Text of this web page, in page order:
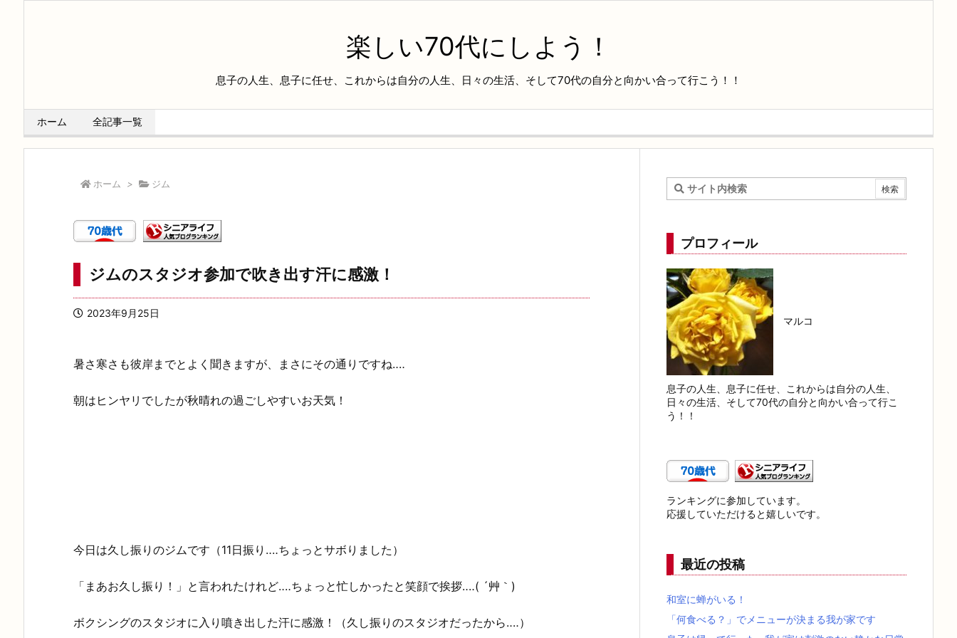
楽しい70代にしよう！
息子の人生、息子に任せ、これからは自分の人生、日々の生活、そして70代の自分と向かい合って行こう！！
ホーム 全記事一覧
ホーム > ジム
ジムのスタジオ参加で吹き出す汗に感激！
2023年9月25日
暑さ寒さも彼岸までとよく聞きますが、まさにその通りですね‥‥
朝はヒンヤリでしたが秋晴れの過ごしやすいお天気！
今日は久し振りのジムです（11日振り‥‥ちょっとサボりました）
「まあお久し振り！」と言われたけれど‥‥ちょっと忙しかったと笑顔で挨拶‥‥( ´艸｀)
ボクシングのスタジオに入り噴き出した汗に感激！（久し振りのスタジオだったから‥‥）
プロフィール
マルコ
息子の人生、息子に任せ、これからは自分の人生、
日々の生活、そして70代の自分と向かい合って行こ
う！！
ランキングに参加しています。
応援していただけると嬉しいです。
最近の投稿
和室に蝉がいる！
「何食べる？」でメニューが決まる我が家です